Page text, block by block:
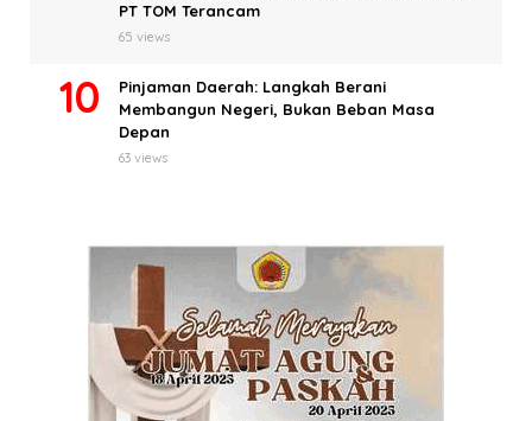
PT TOM Terancam
65 views
Pinjaman Daerah: Langkah Berani
Membangun Negeri, Bukan Beban Masa
Depan
63 views